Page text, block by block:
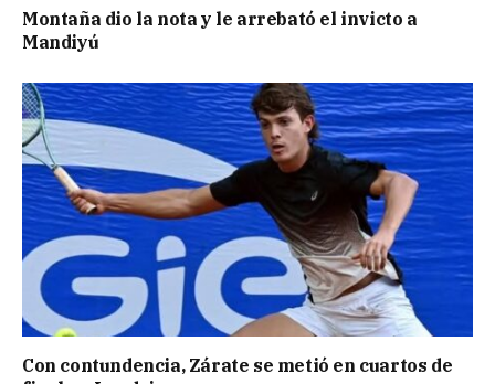
Montaña dio la nota y le arrebató el invicto a
Mandiyú
Con contundencia, Zárate se metió en cuartos de